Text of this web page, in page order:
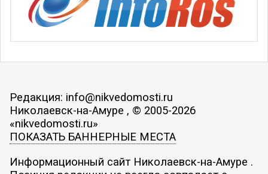
Редакция: info@nikvedomosti.ru
Николаевск-на-Амуре , © 2005-2026
«nikvedomosti.ru»
ПОКАЗАТЬ БАННЕРНЫЕ МЕСТА
Информационный сайт Николаевск-на-Амуре .